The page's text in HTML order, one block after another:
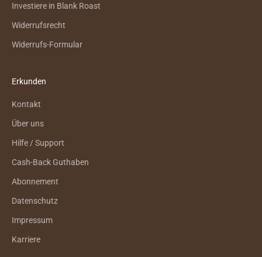
Investiere in Blank Roast
Widerrufsrecht
Widerrufs-Formular
Erkunden
Kontakt
Über uns
Hilfe / Support
Cash-Back Guthaben
Abonnement
Datenschutz
Impressum
Karriere